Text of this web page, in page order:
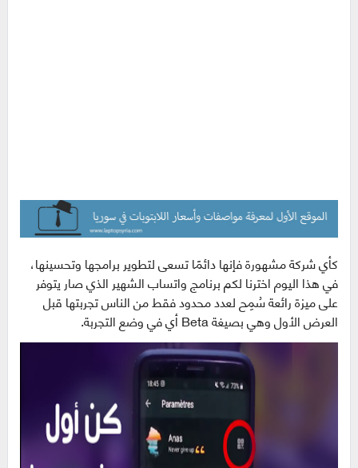
كأي شركة مشهورة فإنها دائمًا تسعى لتطوير برامجها وتحسينها،
في هذا اليوم اخترنا لكم برنامج واتساب الشهير الذي صار يتوفر
على ميزة رائعة سُمِح لعدد محدود فقط من الناس تجربتها قبل
العرض الأول وهي بصيغة Beta أي في وضع التجربة.